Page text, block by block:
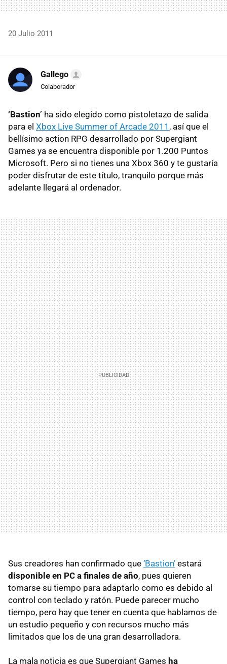
20 Julio 2011
Gallego
Colaborador
‘Bastion’ ha sido elegido como pistoletazo de salida
para el Xbox Live Summer of Arcade 2011 , así que el
bellísimo action RPG desarrollado por Supergiant
Games ya se encuentra disponible por 1.200 Puntos
Microsoft. Pero si no tienes una Xbox 360 y te gustaría
poder disfrutar de este título, tranquilo porque más
adelante llegará al ordenador.
Sus creadores han confirmado que ‘Bastion’ estará
disponible en PC a finales de año, pues quieren
tomarse su tiempo para adaptarlo como es debido al
control con teclado y ratón. Puede parecer mucho
tiempo, pero hay que tener en cuenta que hablamos de
un estudio pequeño y con recursos mucho más
limitados que los de una gran desarrolladora.
La mala noticia es que Supergiant Games ha